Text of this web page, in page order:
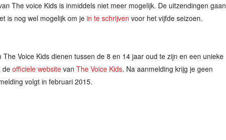
The voice Kids is inmiddels niet meer mogelijk. De uitzendingen gaan
is nog wel mogelijk om je in te schrijven voor het vijfde seizoen.
Voice Kids dienen tussen de 8 en 14 jaar oud te zijn en een unieke
de officiele website van The Voice Kids. Na aanmelding krijg je geen
volgt in februari 2015.